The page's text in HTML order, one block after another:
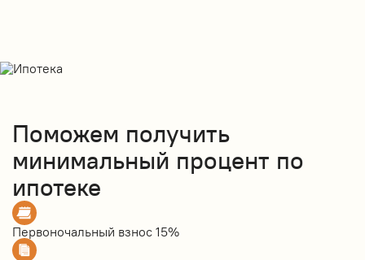
Поможем получить
минимальный процент по
ипотеке
Первоночальный взнос 15%